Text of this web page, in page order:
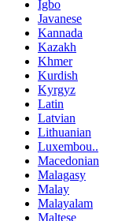
Igbo
Javanese
Kannada
Kazakh
Khmer
Kurdish
Kyrgyz
Latin
Latvian
Lithuanian
Luxembou..
Macedonian
Malagasy
Malay
Malayalam
Maltese